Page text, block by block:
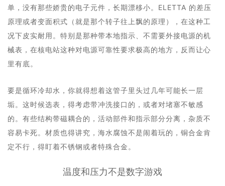
单，没有那些娇贵的电子元件，长期漂移小。ELETTA 的差压
原理或者变面积式（就是那个转子往上飘的原理），在这种工
况下皮实耐用。特别是那种带本地指示、不需要外接电源的机
械表，在核电站这种对电源可靠性要求极高的地方，反而让心
里有底。
要是循环冷却水，你就得想着这管子里头过几年可能长一层
垢。这时候选表，得考虑带冲洗接口的，或者对堵塞不敏感
的。有些结构带磁耦合的，活动部件和指示部分分离，杂质不
容易卡死。材质也得讲究，海水腐蚀不是闹着玩的，铜合金肯
定不行，得盯着不锈钢或者特殊合金。
温度和压力不是数字游戏